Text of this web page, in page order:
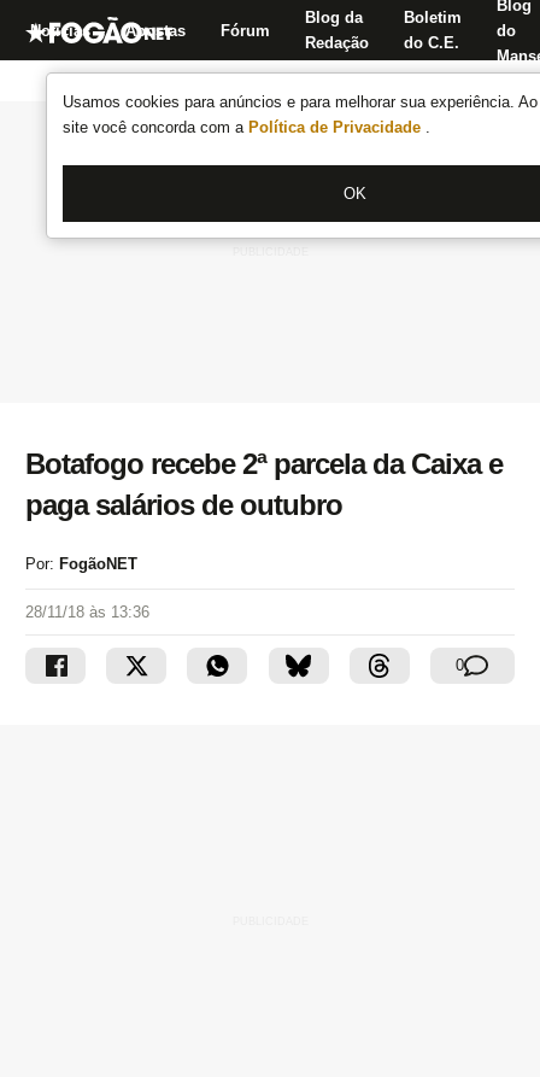
Usamos cookies para anúncios e para melhorar sua experiência.
site você concorda com a Política de Privacidade .
OK
Notícias Apostas Fórum
Blog da
Redação
Boletim
do C.E.
Blog
do
Botafogo recebe 2ª parcela da Caixa e
paga salários de outubro
Por: FogãoNET
28/11/18 às 13:36
0